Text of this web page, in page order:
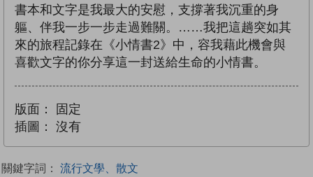
書本和文字是我最大的安慰，支撐著我沉重的身
軀、伴我一步一步走過難關。……我把這趟突如其
來的旅程記錄在《小情書2》中，容我藉此機會與
喜歡文字的你分享這一封送給生命的小情書。
版面：
固定
插圖：
沒有
關鍵字詞： 流行文學、散文